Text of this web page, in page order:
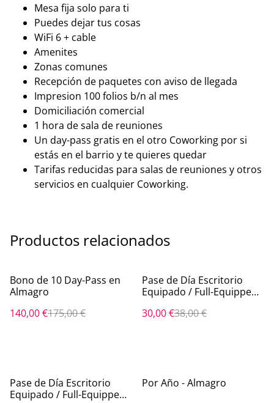
Mesa fija solo para ti
Puedes dejar tus cosas
WiFi 6 + cable
Amenites
Zonas comunes
Recepción de paquetes con aviso de llegada
Impresion 100 folios b/n al mes
Domiciliación comercial
1 hora de sala de reuniones
Un day-pass gratis en el otro Coworking por si
estás en el barrio y te quieres quedar
Tarifas reducidas para salas de reuniones y otros
servicios en cualquier Coworking.
Productos relacionados
%
Bono de 10 Day-Pass en
Almagro
140,00 €175,00 €
%
Pase de Día Escritorio
Equipado / Full-Equipped
30,00 €38,00 €
Pase de Día Escritorio
Equipado / Full-Equipped
Por Año - Almagro